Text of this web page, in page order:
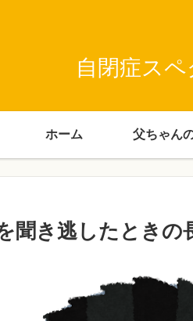
自閉症ス
ホーム
聞き逃したときの